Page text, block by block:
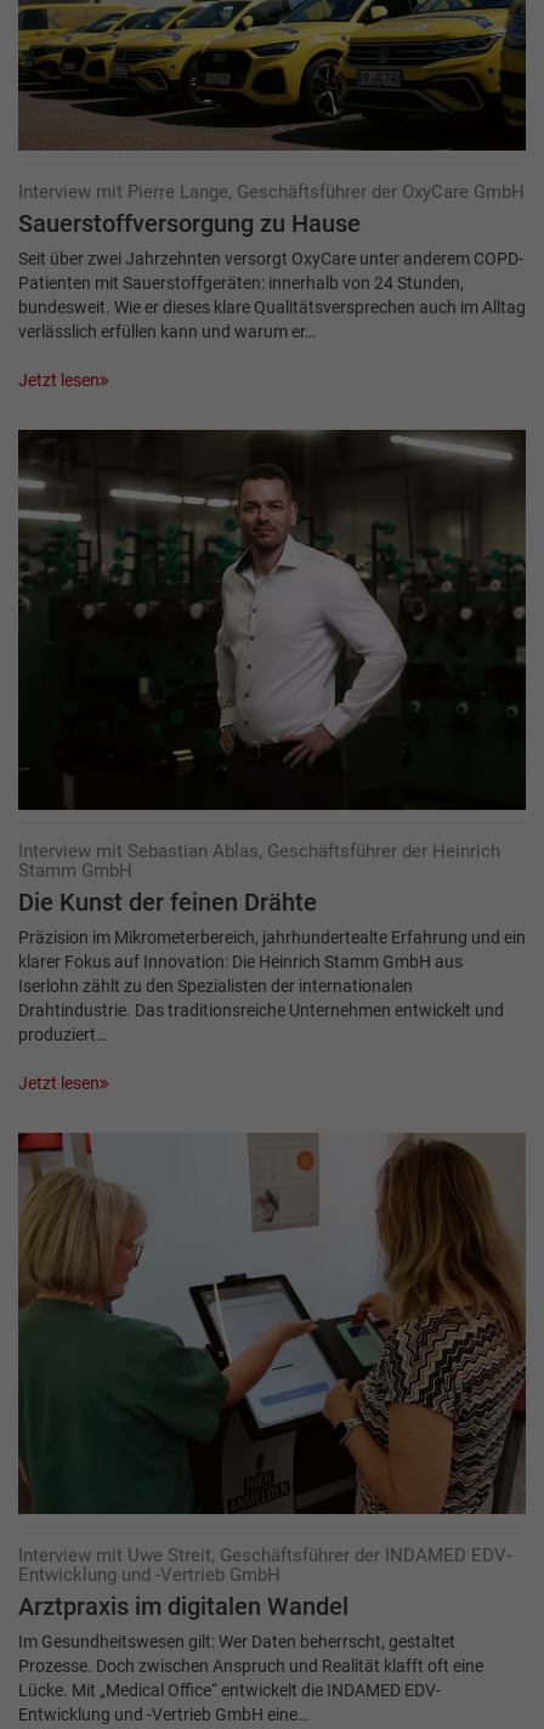
Interview mit Pierre Lange, Geschäftsführer der OxyCare GmbH
Sauerstoffversorgung zu Hause
Seit über zwei Jahrzehnten versorgt OxyCare unter anderem COPD-
Patienten mit Sauerstoffgeräten: innerhalb von 24 Stunden,
bundesweit. Wie er dieses klare Qualitätsversprechen auch im Alltag
verlässlich erfüllen kann und warum er…
Jetzt lesen
Interview mit Sebastian Ablas, Geschäftsführer der Heinrich
Stamm GmbH
Die Kunst der feinen Drähte
Präzision im Mikrometerbereich, jahrhundertealte Erfahrung und ein
klarer Fokus auf Innovation: Die Heinrich Stamm GmbH aus
Iserlohn zählt zu den Spezialisten der internationalen
Drahtindustrie. Das traditionsreiche Unternehmen entwickelt und
produziert…
Jetzt lesen
Interview mit Uwe Streit, Geschäftsführer der INDAMED EDV-
Entwicklung und -Vertrieb GmbH
Arztpraxis im digitalen Wandel
Im Gesundheitswesen gilt: Wer Daten beherrscht, gestaltet
Prozesse. Doch zwischen Anspruch und Realität klafft oft eine
Lücke. Mit „Medical Office“ entwickelt die INDAMED EDV-
Entwicklung und -Vertrieb GmbH eine…